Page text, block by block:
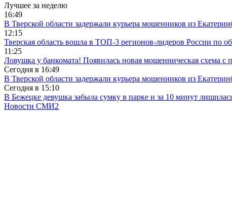
Лучшее за неделю
16:49
В Тверской области задержали курьера мошенников из
12:15
Тверская область вошла в ТОП-3 регионов-лидеров России по
11:25
Ловушка у банкомата! Появилась новая мошенническая схема с
Сегодня в 16:49
В Тверской области задержали курьера мошенников из
Сегодня в 15:10
В Бежецке девушка забыла сумку в парке и за 10 минут
Новости СМИ2